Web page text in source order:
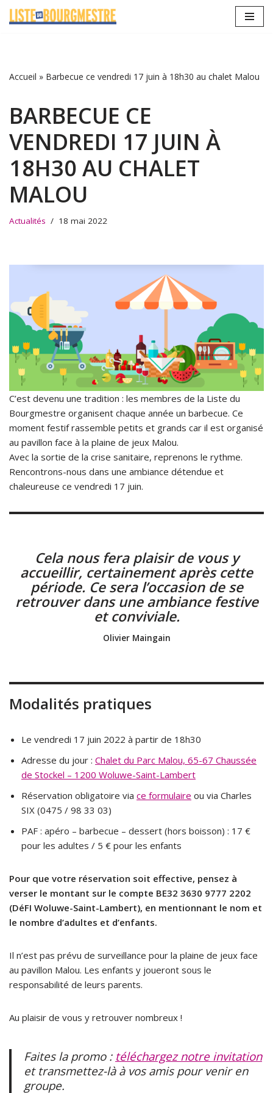
Accueil » Barbecue ce vendredi 17 juin à 18h30 au chalet Malou
BARBECUE CE
VENDREDI 17 JUIN À
18H30 AU CHALET
MALOU
Actualités 18 mai 2022
C’est devenu une tradition : les membres de la Liste du
Bourgmestre organisent chaque année un barbecue. Ce
moment festif rassemble petits et grands car il est organisé
au pavillon face à la plaine de jeux Malou.
Avec la sortie de la crise sanitaire, reprenons le rythme.
Rencontrons-nous dans une ambiance détendue et
chaleureuse ce vendredi 17 juin.
Cela nous fera plaisir de vous y
accueillir, certainement après cette
période. Ce sera l’occasion de se
retrouver dans une ambiance festive
et conviviale.
Olivier Maingain
Modalités pratiques
Le vendredi 17 juin 2022 à partir de 18h30
Adresse du jour : Chalet du Parc Malou, 65-67 Chaussée
de Stockel – 1200 Woluwe-Saint-Lambert
Réservation obligatoire via ce formulaire ou via Charles
SIX (0475 / 98 33 03)
PAF : apéro – barbecue – dessert (hors boisson) : 17 €
pour les adultes / 5 € pour les enfants
Pour que votre réservation soit effective, pensez à
verser le montant sur le compte BE32 3630 9777 2202
(DéFI Woluwe-Saint-Lambert), en mentionnant le nom et
le nombre d’adultes et d’enfants.
Il n’est pas prévu de surveillance pour la plaine de jeux face
au pavillon Malou. Les enfants y joueront sous le
responsabilité de leurs parents.
Au plaisir de vous y retrouver nombreux !
Faites la promo : téléchargez notre invitation
et transmettez-là à vos amis pour venir en
groupe.